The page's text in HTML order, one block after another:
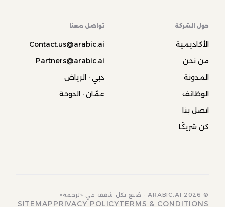
حول الشركة
الأكاديمية
من نحن
المدونة
الوظائف
اتصل بنا
كن شريكًا
تواصل معنا
Contact.us@arabic.ai
Partners@arabic.ai
دبي · الرياض
عمّان · الدوحة
© 2026 ARABIC.AI · صُنع بكل شغف في «ترجمة»
TERMS & CONDITIONS
PRIVACY POLICY
SITEMAP